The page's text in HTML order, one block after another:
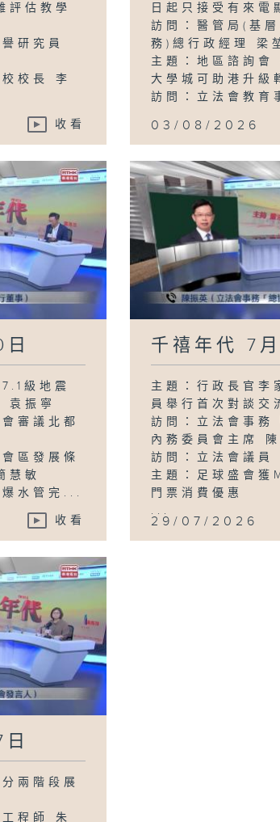
評估教學
研究員
校長 李
收看
日起只接受有來電
訪問：醫管局(基
務)總行政經理 梁
主題：地區諮詢會
大學城可助港升級
訪問：立法會教育
03/08/2026
7.1級地震
袁振寧
審議北都
區發展條
慧敏
爆水管完...
收看
千禧年代 7
主題：行政長官李
員舉行首次對談交
訪問：立法會事務
內務委員會主席 陳
訪問：立法會議員
主題：足球盛會獲
門票消費優惠
...
29/07/2026
兩階段展
程師 朱